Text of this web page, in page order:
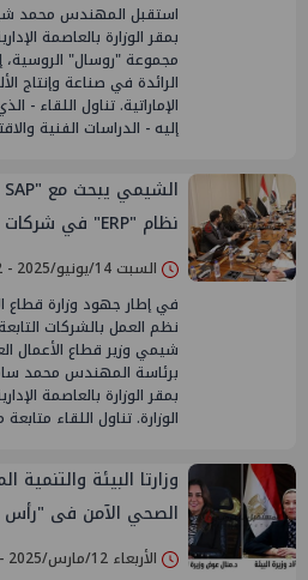
استقبل المهندس محمد
بمقر الوزارة بالعاصمة
مجموعة "روسال" الروسية،
الرائدة في صناعة وإنتاج
الإماراتية. تناول اللقاء -
إليه - الدراسات الفنية
نظام "ERP" في شركات قطاع الأعمال
السبت 14/يونيو/2025 - 04:02 م
في إطار جهود وزارة قطاع
نظم العمل بالشركات
برئاسة المهندس محمد
بمقر الوزارة بالعاصمة
الوزارة. تناول اللقاء
وزارتا البيئة
الصحي الآمن فى
الأربعاء 12/مارس/2025 - 04:15 م